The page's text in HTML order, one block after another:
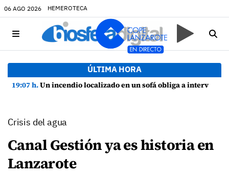
06 AGO 2026 HEMEROTECA
ÚLTIMA HORA
19:07 h.Un incendio localizado en un sofá obliga a intervenir en una vivienda de Playa Honda
Crisis del agua
Canal Gestión ya es historia en
Lanzarote